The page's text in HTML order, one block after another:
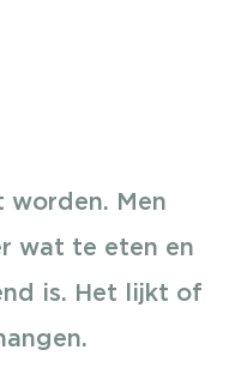
worden. Men
wat te eten en
is. Het lijkt of